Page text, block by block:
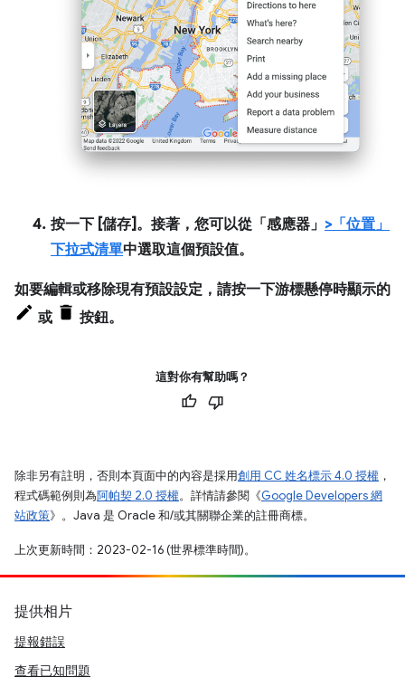
按一下 [儲存] 。接著，您可以從「感應器」 >「位置」
下拉式清單中選取這個預設值。
如要編輯或移除現有預設設定，請按一下游標懸停時顯示的
或
按鈕。
這對你有幫助嗎？
除非另有註明，否則本頁面中的內容是採用創用 CC 姓名標示 4.0 授權 ，
程式碼範例則為阿帕契 2.0 授權。詳情請參閱《Google Developers 網
站政策》。Java 是 Oracle 和/或其關聯企業的註冊商標。
上次更新時間：2023-02-16 (世界標準時間)。
提供相片
提報錯誤
查看已知問題